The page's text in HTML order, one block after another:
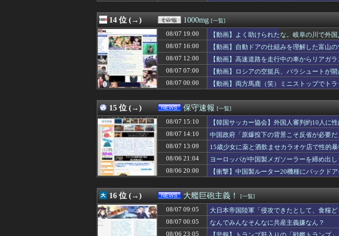
08/07 18:30
ショートスリーパー堀大輔さん、生配信で「寝たほうが
08/07 18:30
【衝撃】れいわ新選組、「いのちの党」に党名変更 天畠
08/07 18:30
【デレマス】810プロエアコン騒動【ぷちかれシリーズ】
08/07 18:30
◆朗報◆DAZN サッカーW杯で加入者数5倍に 視聴者数
08/07 18:30
中居正広（無職）、熊本に多額の寄付していた。知人「誰
08/07 18:30
【画像】移民さんの価値、発表される・・・
08/07 18:30
ホリエモン「面接でさ、納豆パックの薄いフィルムって
08/07 18:30
【ウマ娘】水着フサパンはどんな性能になるかな？
08/07 18:30
【ウマ娘】マンハッタンカフェ、バレてきたな
08/07 18:30
Switch2版FF14、ロード時間が高速になる最適化をわずか
08/07 18:30
【モンハンワイルズ】質問です、プレイヤーが環境ギミ
14 位 (→) 1000mg [一覧]
08/07 19:00
【動画】よく助けられたな。岐阜の川で外
08/07 16:00
【動画】自動ドアの仕組みを理解した富山の
08/07 12:00
【動画】高速道路を走行中の車からリアガ
08/07 07:00
【動画】ロシアの空挺兵、パラシュートが
08/07 00:00
【動画】両方馬鹿（笑）ミニストップでト
15 位 (→) 保守速報 [一覧]
08/07 15:10
【韓国サッカー協会】外国人審判約10人に
08/07 14:10
中国政府「原爆投下の背景こそ反省が必要
08/07 13:09
15歳少女に薬と酒飲ませカラオケ店で性
08/06 21:04
ヨーロッパが中国製メガソーラーを締め出し
08/06 20:00
【衝撃】中国製ルーター20機種にバックド
16 位 (→) 大艦巨砲主義！ [一覧]
08/07 09:05
大日本帝国陸軍「侵攻できたとして、食糧
08/07 00:05
なんでみんなそんなに共産主義嫌なん？
08/06 23:05